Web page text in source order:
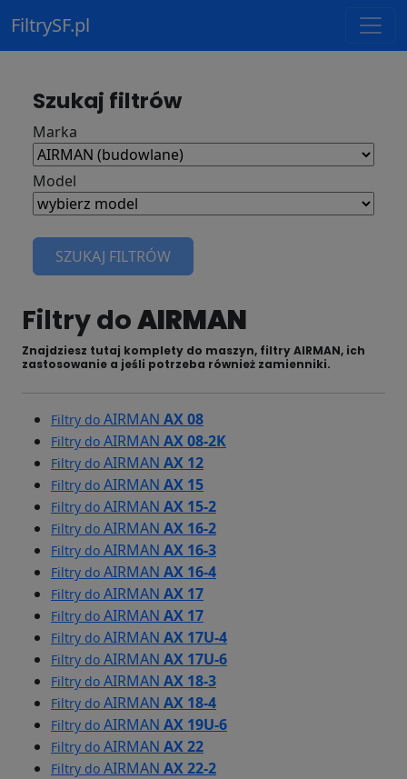
FiltrySF.pl
Szukaj filtrów
Marka
Model
SZUKAJ FILTRÓW
Filtry doAIRMAN
Znajdziesz tutaj komplety do maszyn, filtry AIRMAN, ich
zastosowanie a jeśli potrzeba również zamienniki.
Filtry do AIRMAN AX 08
Filtry do AIRMAN AX 08-2K
Filtry do AIRMAN AX 12
Filtry do AIRMAN AX 15
Filtry do AIRMAN AX 15-2
Filtry do AIRMAN AX 16-2
Filtry do AIRMAN AX 16-3
Filtry do AIRMAN AX 16-4
Filtry do AIRMAN AX 17
Filtry do AIRMAN AX 17
Filtry do AIRMAN AX 17U-4
Filtry do AIRMAN AX 17U-6
Filtry do AIRMAN AX 18-3
Filtry do AIRMAN AX 18-4
Filtry do AIRMAN AX 19U-6
Filtry do AIRMAN AX 22
Filtry do AIRMAN AX 22-2